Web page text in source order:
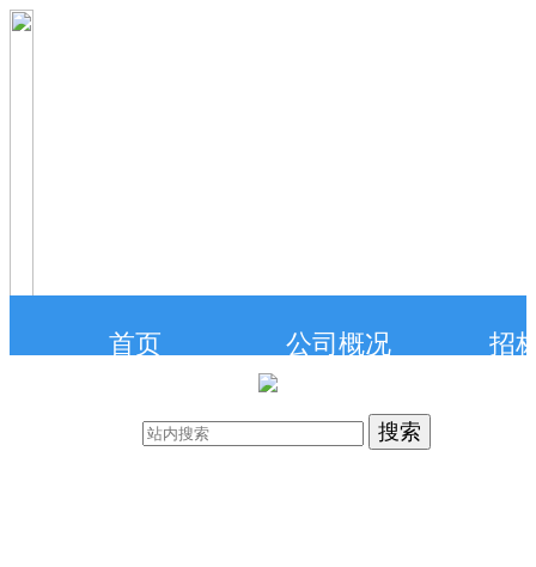
首页 公司概况 招
联系我们 在线投标